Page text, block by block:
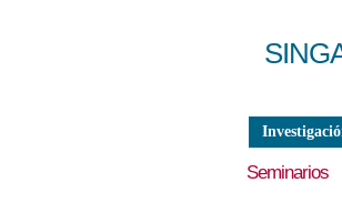
Seminarios